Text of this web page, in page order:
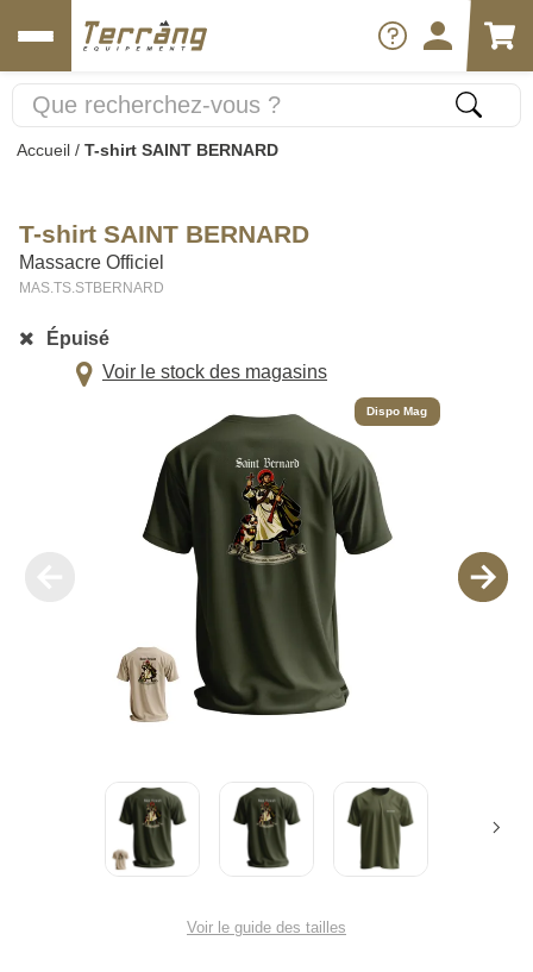
Accueil / T-shirt SAINT BERNARD
T-shirt SAINT BERNARD
Massacre Officiel
MAS.TS.STBERNARD
Épuisé
Voir le stock des magasins
Dispo Mag
Voir le guide des tailles